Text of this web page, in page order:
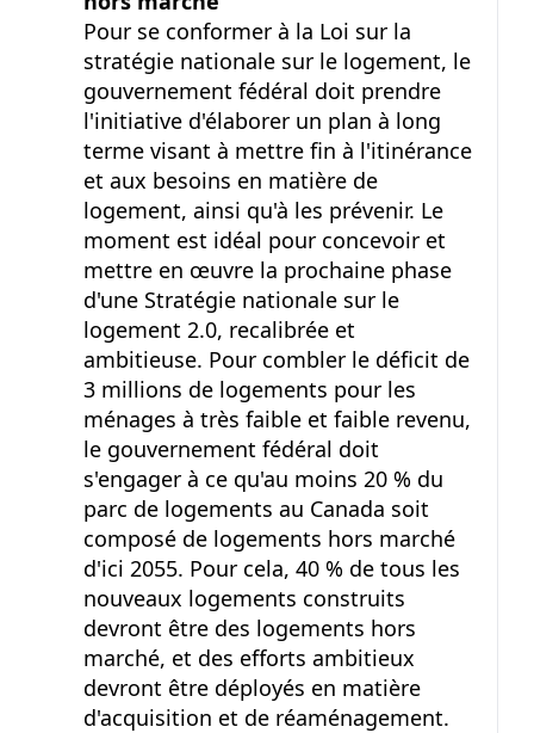
Pour se conformer à la Loi sur la
stratégie nationale sur le logement, le
gouvernement fédéral doit prendre
l'initiative d'élaborer un plan à long
terme visant à mettre fin à l'itinérance
et aux besoins en matière de
logement, ainsi qu'à les prévenir. Le
moment est idéal pour concevoir et
mettre en œuvre la prochaine phase
d'une Stratégie nationale sur le
logement 2.0, recalibrée et
ambitieuse. Pour combler le déficit de
3 millions de logements pour les
ménages à très faible et faible revenu,
le gouvernement fédéral doit
s'engager à ce qu'au moins 20 % du
parc de logements au Canada soit
composé de logements hors marché
d'ici 2055. Pour cela, 40 % de tous les
nouveaux logements construits
devront être des logements hors
marché, et des efforts ambitieux
devront être déployés en matière
d'acquisition et de réaménagement.